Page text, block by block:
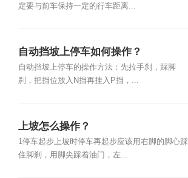
定要与前车保持一定的行车距离...
自动挡坡上停车如何操作？
自动挡坡上停车的操作方法：先拉手刹，踩脚
刹，把挡位放入N挡再挂入P挡，...
上坡怎么操作？
1停车起步上坡时停车再起步应该用右脚的脚心踩
住脚刹，用脚尖踩着油门，左...